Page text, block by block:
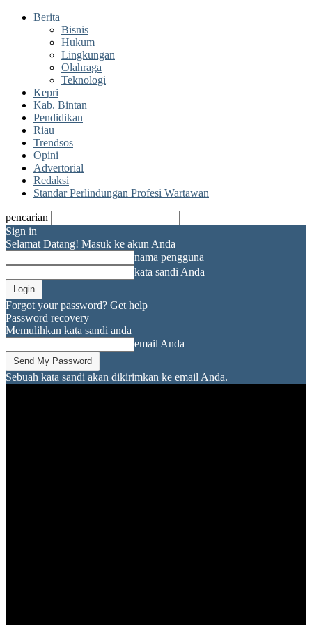
Berita
Bisnis
Hukum
Lingkungan
Olahraga
Teknologi
Kepri
Kab. Bintan
Pendidikan
Riau
Trendsos
Opini
Advertorial
Redaksi
Standar Perlindungan Profesi Wartawan
pencarian
Sign in
Selamat Datang! Masuk ke akun Anda
nama pengguna
kata sandi Anda
Forgot your password? Get help
Password recovery
Memulihkan kata sandi anda
email Anda
Sebuah kata sandi akan dikirimkan ke email Anda.